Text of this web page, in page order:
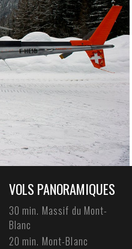
VOLS PANORAMIQUES
30 min. Massif du Mont-
Blanc
20 min. Mont-Blanc